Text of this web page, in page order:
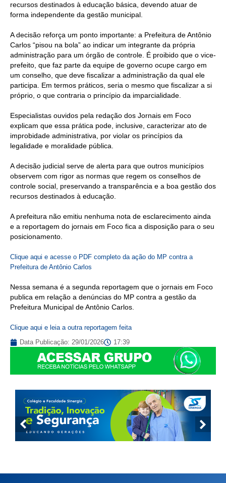
recursos destinados à educação básica, devendo atuar de
forma independente da gestão municipal.
A decisão reforça um ponto importante: a Prefeitura de Antônio
Carlos “pisou na bola” ao indicar um integrante da própria
administração para um órgão de controle. É proibido que o vice-
prefeito, que faz parte da equipe de governo ocupe cargo em
um conselho, que deve fiscalizar a administração da qual ele
participa. Em termos práticos, seria o mesmo que fiscalizar a si
próprio, o que contraria o princípio da imparcialidade.
Especialistas ouvidos pela redação dos Jornais em Foco
explicam que essa prática pode, inclusive, caracterizar ato de
improbidade administrativa, por violar os princípios da
legalidade e moralidade pública.
A decisão judicial serve de alerta para que outros municípios
observem com rigor as normas que regem os conselhos de
controle social, preservando a transparência e a boa gestão dos
recursos destinados à educação.
A prefeitura não emitiu nenhuma nota de esclarecimento ainda
e a reportagem do jornais em Foco fica a disposição para o seu
posicionamento.
Clique aqui e acesse o PDF completo da ação do MP contra a
Prefeitura de Antônio Carlos
Nessa semana é a segunda reportagem que o jornais em Foco
publica em relação a denúncias do MP contra a gestão da
Prefeitura Municipal de Antônio Carlos.
Clique aqui e leia a outra reportagem feita
Data Publicação: 29/01/2026 17:39